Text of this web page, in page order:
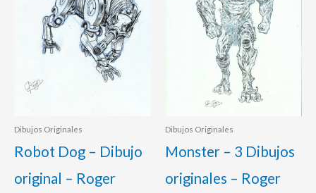
Dibujos Originales
Robot Dog – Dibujo
original – Roger
Dibujos Originales
Monster – 3 Dibujos
originales – Roger